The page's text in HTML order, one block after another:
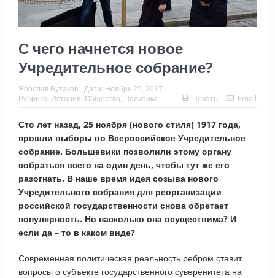
С чего начнется новое
Учредительное собрание?
Ярослав Бутаков Дата: Ноябрь 25, 2017
Рубрика: История Общество Политика Печать Email
Сто лет назад, 25 ноября (нового стиля) 1917 года,
прошли выборы во Всероссийское Учредительное
собрание. Большевики позволили этому органу
собраться всего на один день, чтобы тут же его
разогнать. В наше время идея созыва нового
Учредительного собрания для реорганизации
российской государственности снова обретает
популярность. Но насколько она осуществима? И
если да – то в каком виде?
Современная политическая реальность ребром ставит
вопросы о субъекте государственного суверенитета на